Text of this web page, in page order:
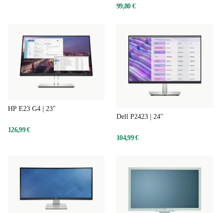
99,80 €
HP E23 G4 | 23"
126,99 €
Dell P2423 | 24"
104,99 €